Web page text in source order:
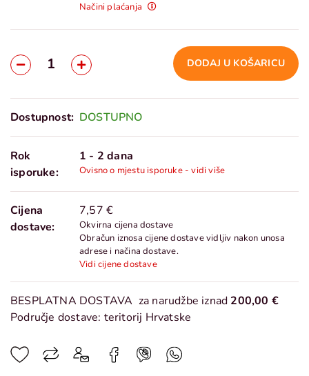
Načini plaćanja
DODAJ U KOŠARICU
Dostupnost: DOSTUPNO
Rok
isporuke:
1 - 2 dana
Ovisno o mjestu isporuke - vidi više
Cijena
dostave:
7,57 €
Okvirna cijena dostave
Obračun iznosa cijene dostave vidljiv nakon unosa
adrese i načina dostave.
Vidi cijene dostave
BESPLATNA DOSTAVA za narudžbe iznad 200,00 €
Područje dostave: teritorij Hrvatske